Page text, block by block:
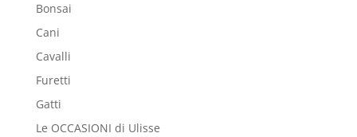
Bonsai
Cani
Cavalli
Furetti
Gatti
Le OCCASIONI di Ulisse